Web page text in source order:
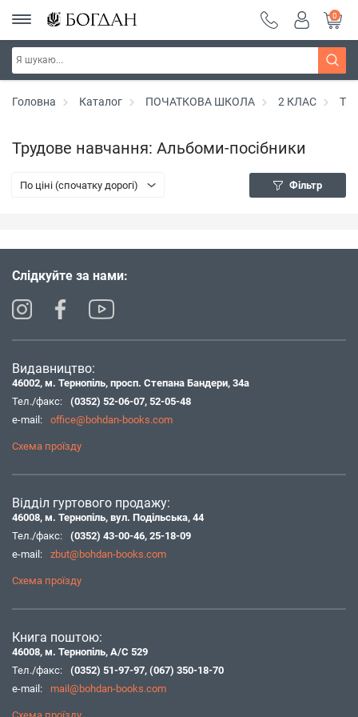
0
Головна Каталог ПОЧАТКОВА ШКОЛА 2 КЛАС
Трудове навчання: Альбоми-посібники
По ціні (спочатку дорогі) Фільтр
Слідкуйте за нами:
Видавництво:
46002, м. Тернопіль, просп. Степана Бандери, 34а
Тел./факс:
(0352) 52-06-07, 52-05-48
e-mail:
office@bohdan-books.com
Схема проїзду
Відділ гуртового продажу:
46008, м. Тернопіль, вул. Подільська, 44
Тел./факс:
(0352) 43-00-46, 25-18-09
e-mail:
zbut@bohdan-books.com
Схема проїзду
Книга поштою:
46008, м. Тернопіль, А/С 529
Тел./факс:
(0352) 51-97-97, (067) 350-18-70
e-mail:
mail@bohdan-books.com